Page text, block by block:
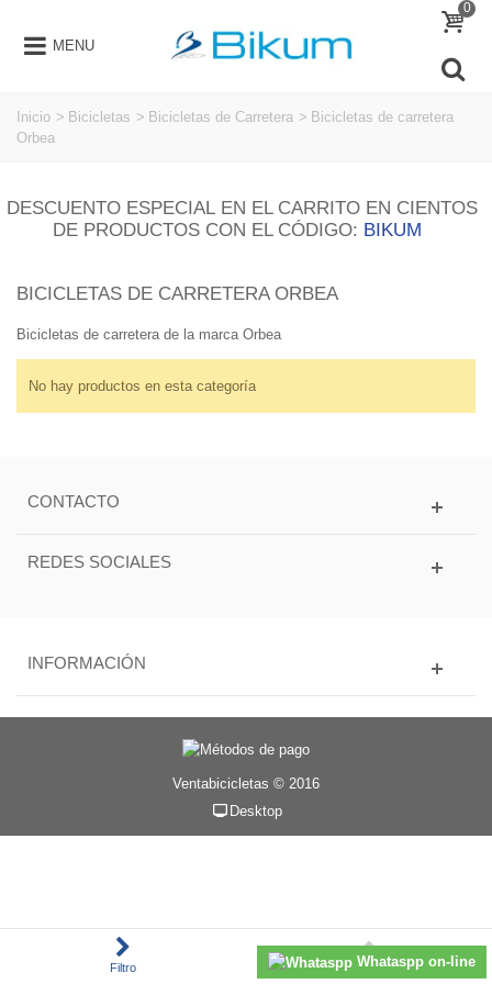
MENU
0
Inicio > Bicicletas > Bicicletas de Carretera > Bicicletas de carretera
Orbea
DESCUENTO ESPECIAL EN EL CARRITO EN CIENTOS
DE PRODUCTOS CON EL CÓDIGO: BIKUM
BICICLETAS DE CARRETERA ORBEA
Bicicletas de carretera de la marca Orbea
No hay productos en esta categoría
CONTACTO
REDES SOCIALES
INFORMACIÓN
Whataspp on-line
Ventabicicletas © 2016
Desktop
Filtro Subir